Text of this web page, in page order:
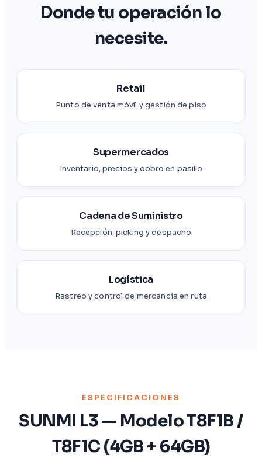
Donde tu operación lo
necesite.
Retail
Punto de venta móvil y gestión de piso
Supermercados
Inventario, precios y cobro en pasillo
Cadena de Suministro
Recepción, picking y despacho
Logística
Rastreo y control de mercancía en ruta
ESPECIFICACIONES
SUNMI L3 — Modelo T8F1B /
T8F1C (4GB + 64GB)